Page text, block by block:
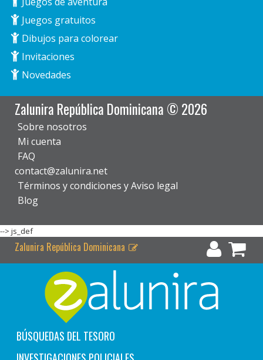
Juegos gratuitos
Dibujos para colorear
Invitaciones
Novedades
Zalunira República Dominicana © 2026
Sobre nosotros
Mi cuenta
FAQ
contact@zalunira.net
Términos y condiciones y Aviso legal
Blog
--> js_def
Zalunira República Dominicana
BÚSQUEDAS DEL TESORO